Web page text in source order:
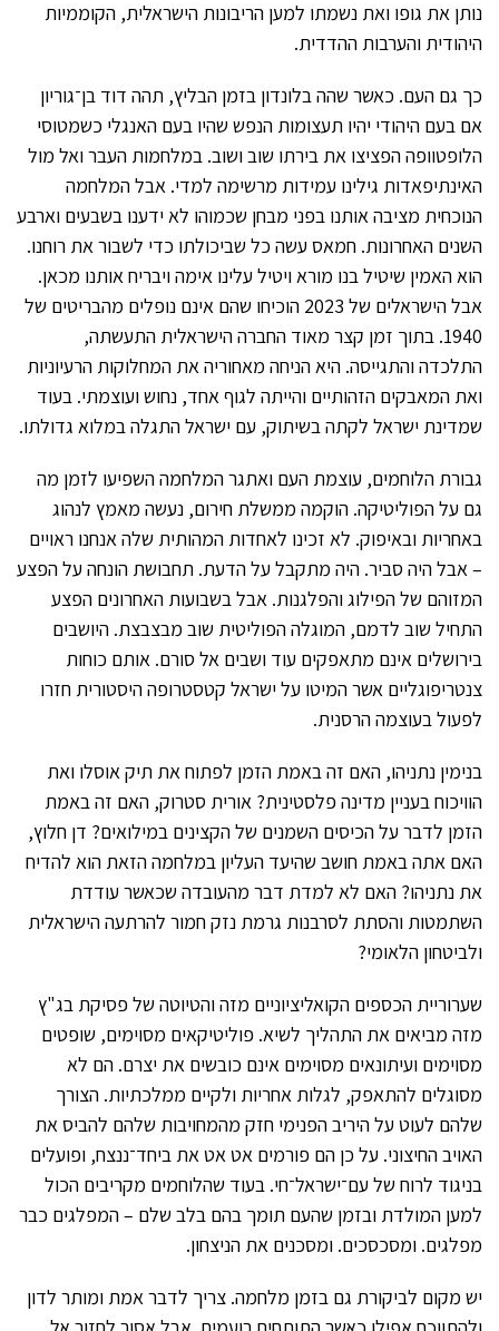
נותן את גופו ואת נשמתו למען הריבונות הישראלית, הקוממיות
היהודית והערבות ההדדית.
כך גם העם. כאשר שהה בלונדון בזמן הבליץ, תהה דוד בן־גוריון
אם בעם היהודי יהיו תעצומות הנפש שהיו בעם האנגלי כשמטוסי
הלופטוופה הפציצו את בירתו שוב ושוב. במלחמות העבר ואל מול
האינתיפאדות גילינו עמידות מרשימה למדי. אבל המלחמה
הנוכחית מציבה אותנו בפני מבחן שכמוהו לא ידענו בשבעים וארבע
השנים האחרונות. חמאס עשה כל שביכולתו כדי לשבור את רוחנו.
הוא האמין שיטיל בנו מורא ויטיל עלינו אימה ויבריח אותנו מכאן.
אבל הישראלים של 2023 הוכיחו שהם אינם נופלים מהבריטים של
1940. בתוך זמן קצר מאוד החברה הישראלית התעשתה,
התלכדה והתגייסה. היא הניחה מאחוריה את המחלוקות הרעיוניות
ואת המאבקים הזהותיים והייתה לגוף אחד, נחוש ועוצמתי. בעוד
שמדינת ישראל לקתה בשיתוק, עם ישראל התגלה במלוא גדולתו.
גבורת הלוחמים, עוצמת העם ואתגר המלחמה השפיעו לזמן מה
גם על הפוליטיקה. הוקמה ממשלת חירום, נעשה מאמץ לנהוג
באחריות ובאיפוק. לא זכינו לאחדות המהותית שלה אנחנו ראויים
– אבל היה סביר. היה מתקבל על הדעת. תחבושת הונחה על הפצע
המזוהם של הפילוג והפלגנות. אבל בשבועות האחרונים הפצע
התחיל שוב לדמם, המוגלה הפוליטית שוב מבצבצת. היושבים
בירושלים אינם מתאפקים עוד ושבים אל סורם. אותם כוחות
צנטריפוגליים אשר המיטו על ישראל קטסטרופה היסטורית חזרו
לפעול בעוצמה הרסנית.
בנימין נתניהו, האם זה באמת הזמן לפתוח את תיק אוסלו ואת
הוויכוח בעניין מדינה פלסטינית? אורית סטרוק, האם זה באמת
הזמן לדבר על הכיסים השמנים של הקצינים במילואים? דן חלוץ,
האם אתה באמת חושב שהיעד העליון במלחמה הזאת הוא להדיח
את נתניהו? האם לא למדת דבר מהעובדה שכאשר עודדת
השתמטות והסתת לסרבנות גרמת נזק חמור להרתעה הישראלית
ולביטחון הלאומי?
שערוריית הכספים הקואליציוניים מזה והטיוטה של פסיקת בג"ץ
מזה מביאים את התהליך לשיא. פוליטיקאים מסוימים, שופטים
מסוימים ועיתונאים מסוימים אינם כובשים את יצרם. הם לא
מסוגלים להתאפק, לגלות אחריות ולקיים ממלכתיות. הצורך
שלהם לעוט על היריב הפנימי חזק מהמחויבות שלהם להביס את
האויב החיצוני. על כן הם פורמים אט אט את ביחד־ננצח, ופועלים
בניגוד לרוח של עם־ישראל־חי. בעוד שהלוחמים מקריבים הכול
למען המולדת ובזמן שהעם תומך בהם בלב שלם – המפלגים כבר
מפלגים. ומסכסכים. ומסכנים את הניצחון.
יש מקום לביקורת גם בזמן מלחמה. צריך לדבר אמת ומותר לדון